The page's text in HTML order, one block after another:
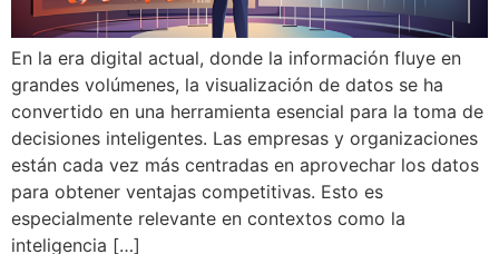
En la era digital actual, donde la información fluye en
grandes volúmenes, la visualización de datos se ha
convertido en una herramienta esencial para la toma de
decisiones inteligentes. Las empresas y organizaciones
están cada vez más centradas en aprovechar los datos
para obtener ventajas competitivas. Esto es
especialmente relevante en contextos como la
inteligencia […]